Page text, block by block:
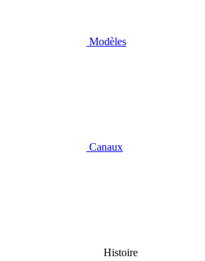
Modèles
Canaux
Histoire